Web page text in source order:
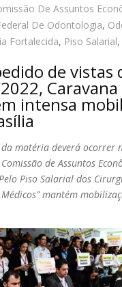
De Assuntos
De Odontologia,
Fortalecida, Piso Salarial,
de vistas
Caravana
intensa
da matéria deverá ocorrer
de Assuntos
Piso Salarial dos
mantém